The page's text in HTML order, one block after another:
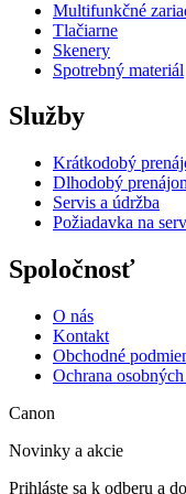
Multifunkčné
Tlačiarne
Skenery
Spotrebný materiál
Služby
Krátkodobý
Dlhodobý
Servis a údržba
Požiadavka na
Spoločnosť
O nás
Kontakt
Obchodné
Ochrana
Canon
Novinky a akcie
Prihláste sa k odberu a